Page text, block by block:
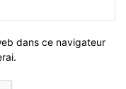
dans ce navigateur